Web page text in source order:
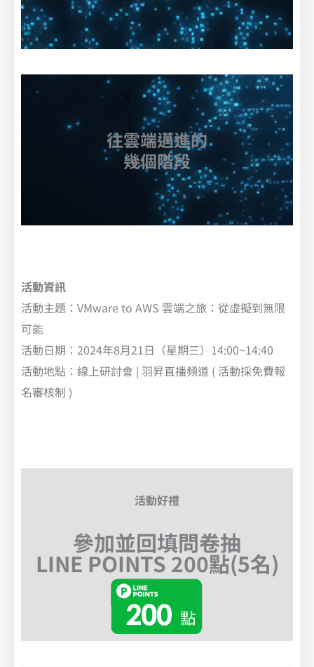
往雲端邁進的
幾個階段
活動資訊
活動主題：VMware to AWS 雲端之旅：從虛擬到無限
可能
活動日期：2024年8月21日（星期三）14:00~14:40
活動地點：線上研討會 | 羽昇直播頻道 ( 活動採免費報
名審核制 )
活動好禮
參加並回填問卷抽
LINE POINTS 200點(5名)